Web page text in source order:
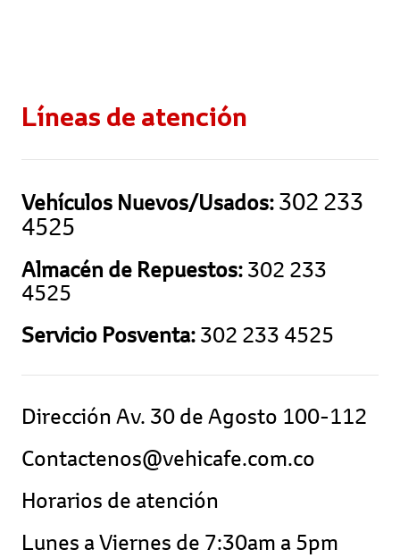
Líneas de atención
Vehículos Nuevos/Usados:302 233
4525
Almacén de Repuestos:302 233
4525
Servicio Posventa:302 233 4525
Dirección Av. 30 de Agosto 100-112
Contactenos@vehicafe.com.co
Horarios de atención
Lunes a Viernes de 7:30am a 5pm